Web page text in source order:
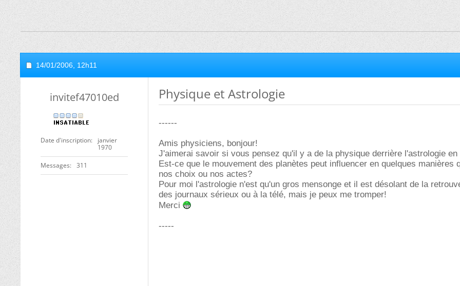
14/01/2006, 12h11
invitef47010ed
Date d'inscription
janvier
1970
Messages 311
Physique et Astrologie
------
Amis physiciens, bonjour!
J'aimerai savoir si vous pensez qu'il y a de la physique derrière l'astrologie en
Est-ce que le mouvement des planètes peut influencer en quelques manières
nos choix ou nos actes?
Pour moi l'astrologie n'est qu'un gros mensonge et il est désolant de la
des journaux sérieux ou à la télé, mais je peux me tromper!
Merci
-----